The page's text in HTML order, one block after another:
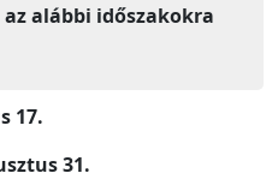
alábbi időszakokra
17.
31.